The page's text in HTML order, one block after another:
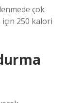
çok
için 250 kalori